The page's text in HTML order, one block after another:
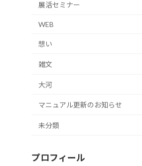
展活セミナー
WEB
想い
雑文
大河
マニュアル更新のお知らせ
未分類
プロフィール